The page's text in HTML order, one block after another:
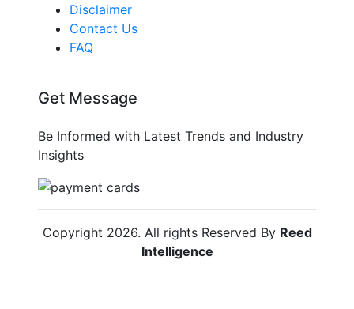
Disclaimer
Contact Us
FAQ
Get Message
Be Informed with Latest Trends and Industry
Insights
Copyright 2026. All rights Reserved By Reed
Intelligence